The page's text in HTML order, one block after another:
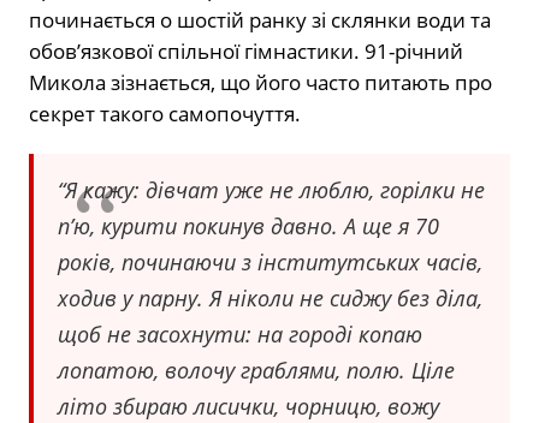
починається о шостій ранку зі склянки води та
обов’язкової спільної гімнастики. 91-річний
Микола зізнається, що його часто питають про
секрет такого самопочуття.
“Я кажу: дівчат уже не люблю, горілки не
п’ю, курити покинув давно. А ще я 70
років, починаючи з інститутських часів,
ходив у парну. Я ніколи не сиджу без діла,
щоб не засохнути: на городі копаю
лопатою, волочу граблями, полю. Ціле
літо збираю лисички, чорницю, вожу